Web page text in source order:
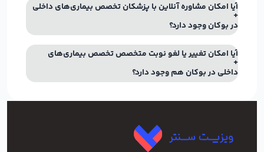
آیا امکان مشاوره آنلاین با پزشکان تخصص بیماری‌های داخلی
در بوکان وجود دارد؟
آیا امکان تغییر یا لغو نوبت متخصص تخصص بیماری‌های
داخلی در بوکان هم وجود دارد؟